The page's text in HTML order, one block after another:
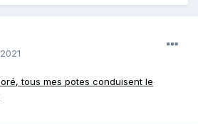
tous mes potes conduisent le